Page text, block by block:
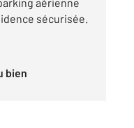
sécurisée.
bien